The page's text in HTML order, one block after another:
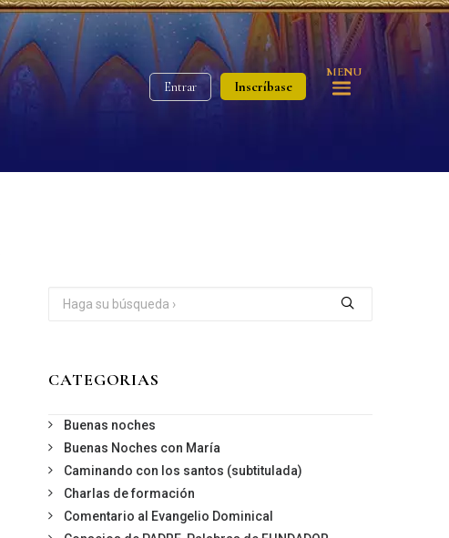
Entrar Inscríbase
MENU
CATEGORIAS
Buenas noches
Buenas Noches con María
Caminando con los santos (subtitulada)
Charlas de formación
Comentario al Evangelio Dominical